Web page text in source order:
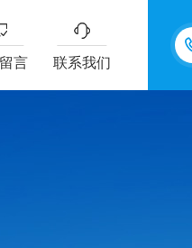
言 联系我们